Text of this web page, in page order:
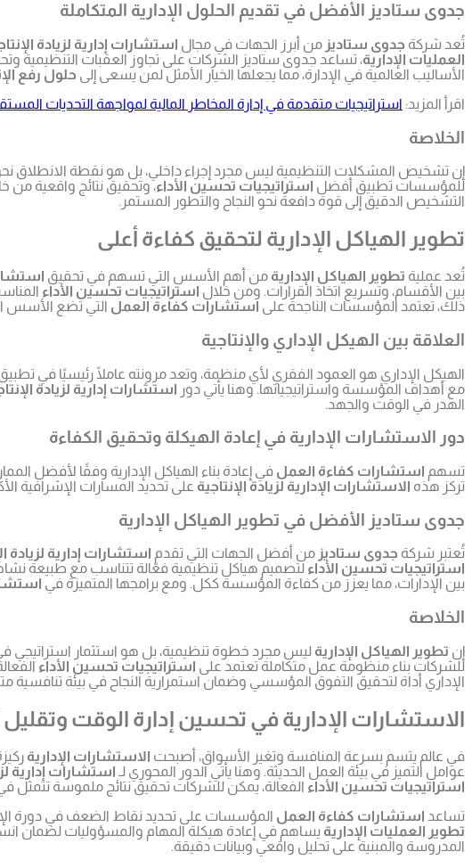
جدوى ستاديز الأفضل في تقديم الحلول الإدارية المتكاملة
تُعد شركة جدوى ستاديز من أبرز الجهات في مجال استشارات إدارية لزيادة
العمليات الإدارية، تساعد جدوى ستاديز الشركات على تجاوز العقبات التنظيمية
الأساليب العالمية في الإدارة، مما يجعلها الخيار الأمثل لمن يسعى إلى حلول رفع
اقرأ المزيد: استراتيجيات متقدمة في إدارة المخاطر المالية لمواجهة التحديات
الخلاصة
إن تشخيص المشكلات التنظيمية ليس مجرد إجراء داخلي، بل هو نقطة الانطلاق نحو
للمؤسسات تطبيق أفضل استراتيجيات تحسين الأداء، وتحقيق نتائج واقعية من
التشخيص الدقيق إلى قوة دافعة نحو النجاح والتطور المستمر.
تطوير الهياكل الإدارية لتحقيق كفاءة أعلى
تُعد عملية تطوير الهياكل الإدارية من أهم الأسس التي تسهم في تحقيق
بين الأقسام، وتسريع اتخاذ القرارات. ومن خلال استراتيجيات تحسين الأداء
ذلك، تعتمد المؤسسات الناجحة على استشارات كفاءة العمل التي تضع الأسس
العلاقة بين الهيكل الإداري والإنتاجية
الهيكل الإداري هو العمود الفقري لأي منظمة، وتعد مرونته عاملًا رئيسيًا في
مع أهداف المؤسسة واستراتيجياتها. وهنا يأتي دور استشارات إدارية لزيادة
الهدر في الوقت والجهد.
دور الاستشارات الإدارية في إعادة الهيكلة وتحقيق الكفاءة
تسهم استشارات كفاءة العمل في إعادة بناء الهياكل الإدارية وفقًا لأفضل
تركز هذه الاستشارات الإدارية لزيادة الإنتاجية على تحديد المسارات الإشرافية
جدوى ستاديز الأفضل في تطوير الهياكل الإدارية
تُعتبر شركة جدوى ستاديز من أفضل الجهات التي تقدم استشارات إدارية لزيادة
استراتيجيات تحسين الأداء لتصميم هياكل تنظيمية فعّالة تتناسب مع طبيعة
بين الإدارات، مما يعزز من كفاءة المؤسسة ككل. ومع برامجها المتميزة في
الخلاصة
إن تطوير الهياكل الإدارية ليس مجرد خطوة تنظيمية، بل هو استثمار
للشركات بناء منظومة عمل متكاملة تعتمد على استراتيجيات تحسين الأداء
الإداري أداة لتحقيق التفوق المؤسسي وضمان استمرارية النجاح في بيئة تنافسية
الاستشارات الإدارية في تحسين إدارة الوقت وتقليل
في عالم يتسم بسرعة المنافسة وتغير الأسواق، أصبحت الاستشارات الإدارية
عوامل التميز في بيئة العمل الحديثة. وهنا يأتي الدور المحوري لـ استشارات إدارية
استراتيجيات تحسين الأداء الفعالة، يمكن للشركات تحقيق نتائج ملموسة تتمثل
تساعد استشارات كفاءة العمل المؤسسات على تحديد نقاط الضعف في دورة
تطوير العمليات الإدارية يساهم في إعادة هيكلة المهام والمسؤوليات لضمان
المدروسة والمبنية على تحليل واقعي وبيانات دقيقة.